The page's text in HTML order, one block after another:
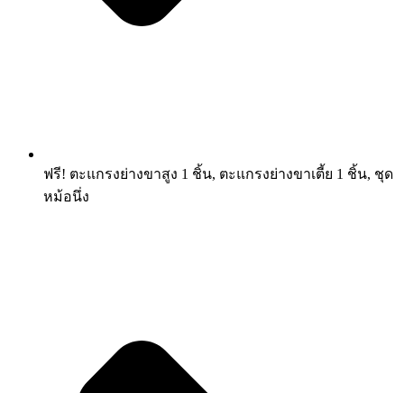
ฟรี! ตะแกรงย่างขาสูง 1 ชิ้น, ตะแกรงย่างขาเตี้ย 1 ชิ้น, ชุด
หม้อนึ่ง